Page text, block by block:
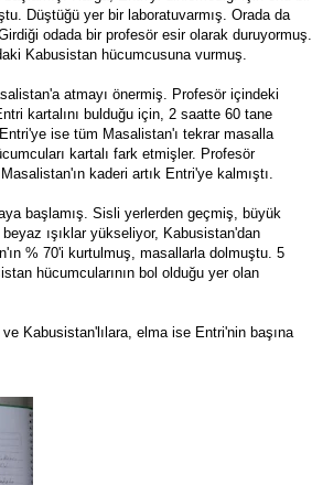
Düştüğü yer bir laboratuvarmış. Orada da
odada bir profesör esir olarak duruyormuş.
Kabusistan hücumcusuna vurmuş.
atmayı önermiş. Profesör içindeki
kartalını bulduğu için, 2 saatte 60 tane
ise tüm Masalistan'ı tekrar masalla
kartalı fark etmişler. Profesör
kaderi artık Entri'ye kalmıştı.
başlamış. Sisli yerlerden geçmiş, büyük
ışıklar yükseliyor, Kabusistan'dan
% 70'i kurtulmuş, masallarla dolmuştu. 5
hücumcularının bol olduğu yer olan
Kabusistan'lılara, elma ise Entri'nin başına